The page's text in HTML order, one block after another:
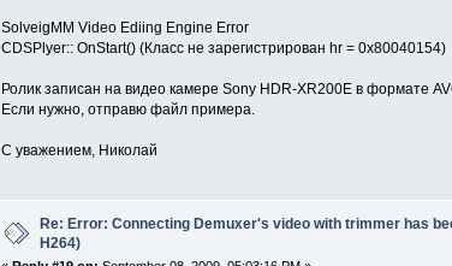
SolveigMM Video Ediing Engine Error
CDSPlyer:: OnStart() (Класс не зарегистрирован hr = 0x80040154)
Ролик записан на видео камере Sony HDR-XR200E в формате
Если нужно, отправю файл примера.
С уважением, Николай
Re: Error: Connecting Demuxer's video with trimmer has
H264)